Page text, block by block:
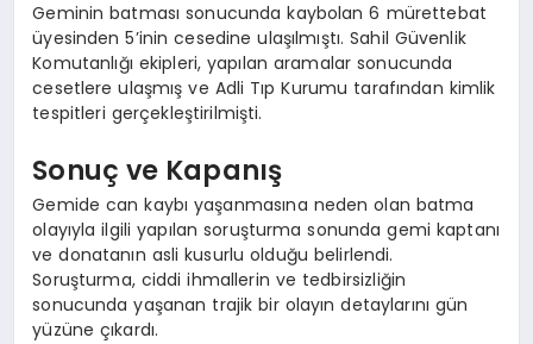
Geminin batması sonucunda kaybolan 6 mürettebat
üyesinden 5’inin cesedine ulaşılmıştı. Sahil Güvenlik
Komutanlığı ekipleri, yapılan aramalar sonucunda
cesetlere ulaşmış ve Adli Tıp Kurumu tarafından kimlik
tespitleri gerçekleştirilmişti.
Sonuç ve Kapanış
Gemide can kaybı yaşanmasına neden olan batma
olayıyla ilgili yapılan soruşturma sonunda gemi kaptanı
ve donatanın asli kusurlu olduğu belirlendi.
Soruşturma, ciddi ihmallerin ve tedbirsizliğin
sonucunda yaşanan trajik bir olayın detaylarını gün
yüzüne çıkardı.